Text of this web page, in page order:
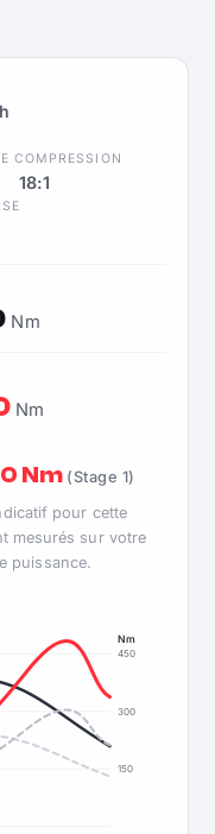
COMPRESSION
18:1
Nm
Nm
Nm (Stage 1)
pour cette
mesurés sur votre
puissance.
150
300
450
Nm